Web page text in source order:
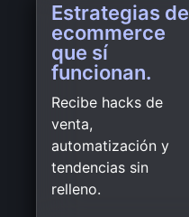
Estrategias de
ecommerce
que sí
funcionan.
Recibe hacks de
venta,
automatización y
tendencias sin
relleno.